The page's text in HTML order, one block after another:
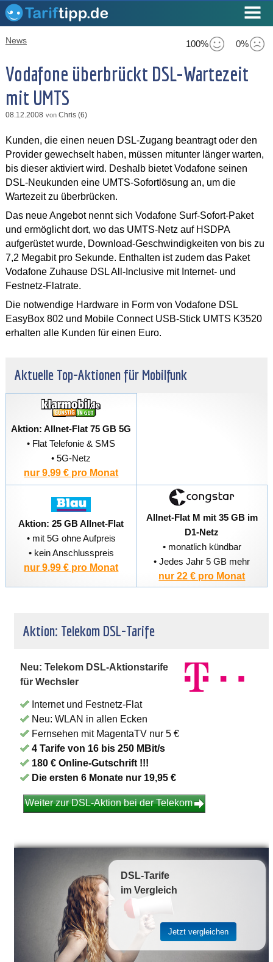
100% 0%
News
Vodafone überbrückt DSL-Wartezeit
mit UMTS
08.12.2008 von Chris (6)
Kunden, die einen neuen DSL-Zugang beantragt oder den
Provider gewechselt haben, müssen mitunter länger warten,
bis dieser aktiviert wird. Deshalb bietet Vodafone seinen
DSL-Neukunden eine UMTS-Sofortlösung an, um die
Wartezeit zu überbrücken.
Das neue Angebot nennt sich Vodafone Surf-Sofort-Paket
und ermöglicht dort, wo das UMTS-Netz auf HSDPA
aufgerüstet wurde, Download-Geschwindigkeiten von bis zu
7,2 Megabit pro Sekunde. Enthalten ist zudem das Paket
Vodafone Zuhause DSL All-Inclusive mit Internet- und
Festnetz-Flatrate.
Die notwendige Hardware in Form von Vodafone DSL
EasyBox 802 und Mobile Connect USB-Stick UMTS K3520
erhalten alle Kunden für einen Euro.
Aktuelle Top-Aktionen für Mobilfunk
Aktion: Allnet-Flat 75 GB 5G
• Flat Telefonie & SMS
• 5G-Netz
nur 9,99 € pro Monat
Aktion: 25 GB Allnet-Flat
• mit 5G ohne Aufpreis
• kein Anschlusspreis
nur 9,99 € pro Monat
Allnet-Flat M mit 35 GB im
D1-Netz
• monatlich kündbar
• Jedes Jahr 5 GB mehr
nur 22 € pro Monat
Aktion: Telekom DSL-Tarife
Neu: Telekom DSL-Aktionstarife
für Wechsler
Internet und Festnetz-Flat
Neu: WLAN in allen Ecken
Fernsehen mit MagentaTV nur 5 €
4 Tarife von 16 bis 250 MBit/s
180 € Online-Gutschrift !!!
Die ersten 6 Monate nur 19,95 €
Weiter zur DSL-Aktion bei der Telekom
DSL-Tarife
im Vergleich